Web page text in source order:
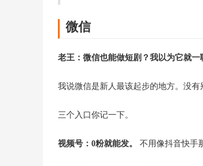
微信
老王：微信也能做短剧？我以为它就一
我说微信是新人最该起步的地方。没有
三个入口你记一下。
视频号：0粉就能发。 不用像抖音快手